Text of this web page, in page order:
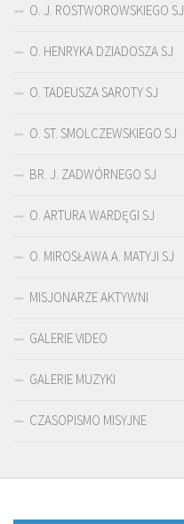
O. J. ROSTWOROWSKIEGO SJ
O. HENRYKA DZIADOSZA SJ
O. TADEUSZA SAROTY SJ
O. ST. SMOLCZEWSKIEGO SJ
BR. J. ZADWÓRNEGO SJ
O. ARTURA WARDĘGI SJ
O. MIROSŁAWA A. MATYJI SJ
MISJONARZE AKTYWNI
GALERIE VIDEO
GALERIE MUZYKI
CZASOPISMO MISYJNE